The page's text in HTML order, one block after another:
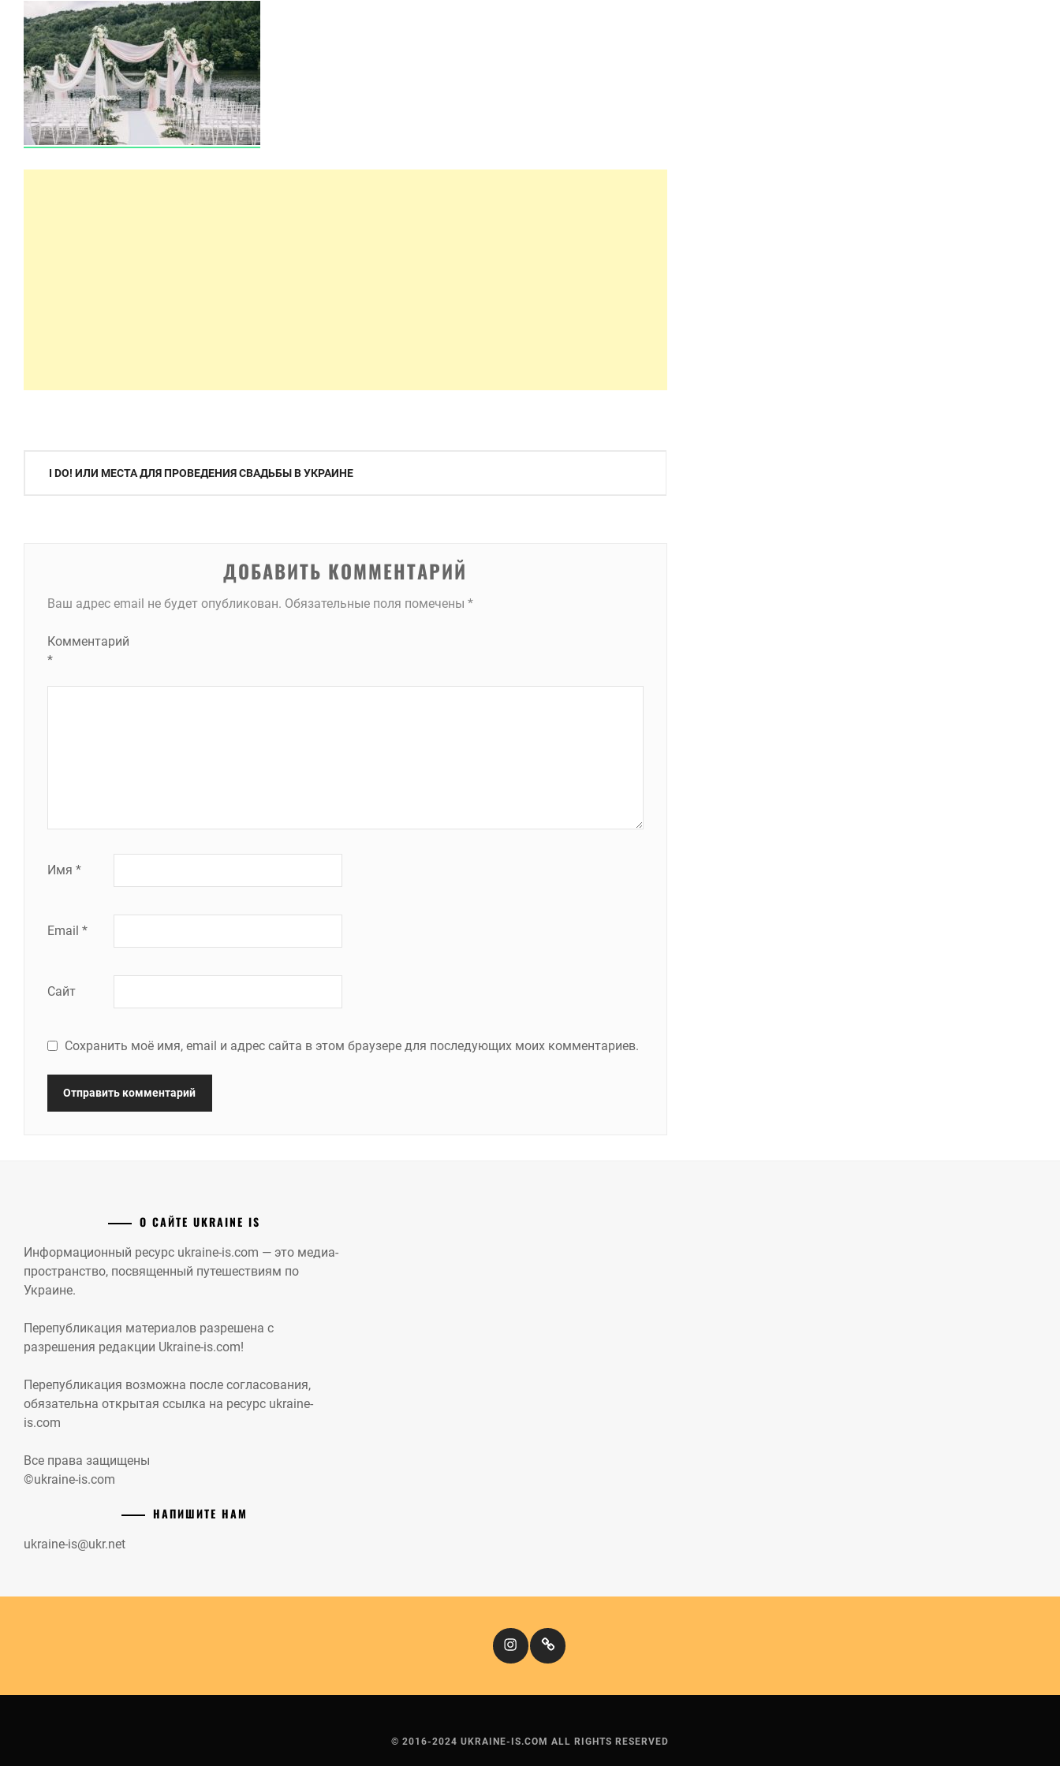
Навигация
I DO! ИЛИ МЕСТА ДЛЯ ПРОВЕДЕНИЯ СВАДЬБЫ В УКРАИНЕ
ДОБАВИТЬ КОММЕНТАРИЙ
Ваш адрес email не будет опубликован. Обязательные поля помечены *
Комментарий
*
Имя *
Email *
Сайт
Сохранить моё имя, email и адрес сайта в этом браузере для последующих моих комментариев.
О САЙТЕ UKRAINE IS
Информационный ресурс ukraine-is.com — это медиа-
пространство, посвященный путешествиям по
Украине.
Перепубликация материалов разрешена с
разрешения редакции Ukraine-is.com!
Перепубликация возможна после согласования,
обязательна открытая ссылка на ресурс ukraine-
is.com
Все права защищены
©ukraine-is.com
НАПИШИТЕ НАМ
ukraine-is@ukr.net
InstagramКіномандри
© 2016-2024 UKRAINE-IS.COM ALL RIGHTS RESERVED